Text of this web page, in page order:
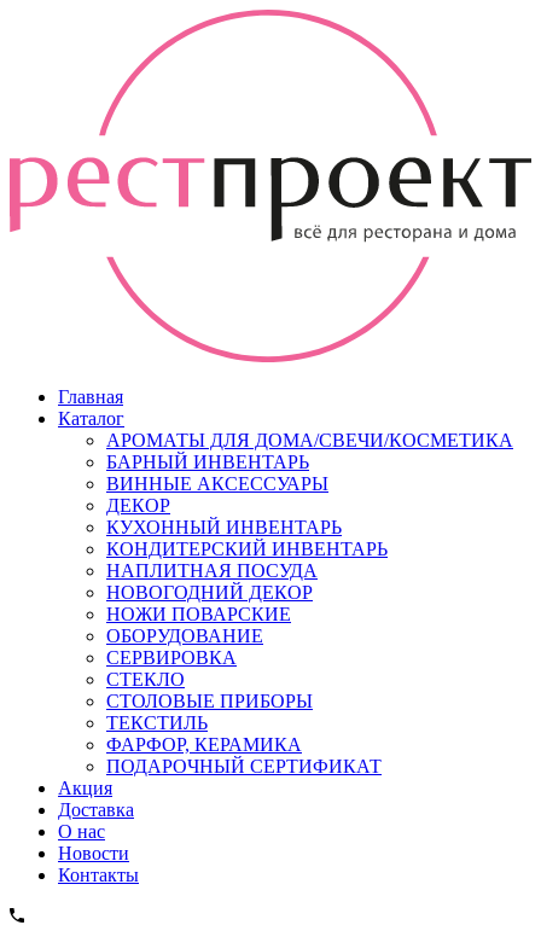
Главная
Каталог
АРОМАТЫ ДЛЯ ДОМА/СВЕЧИ/КОСМЕТИКА
БАРНЫЙ ИНВЕНТАРЬ
ВИННЫЕ АКСЕССУАРЫ
ДЕКОР
КУХОННЫЙ ИНВЕНТАРЬ
КОНДИТЕРСКИЙ ИНВЕНТАРЬ
НАПЛИТНАЯ ПОСУДА
НОВОГОДНИЙ ДЕКОР
НОЖИ ПОВАРСКИЕ
ОБОРУДОВАНИЕ
СЕРВИРОВКА
СТЕКЛО
СТОЛОВЫЕ ПРИБОРЫ
ТЕКСТИЛЬ
ФАРФОР, КЕРАМИКА
ПОДАРОЧНЫЙ СЕРТИФИКАТ
Акция
Доставка
О нас
Новости
Контакты